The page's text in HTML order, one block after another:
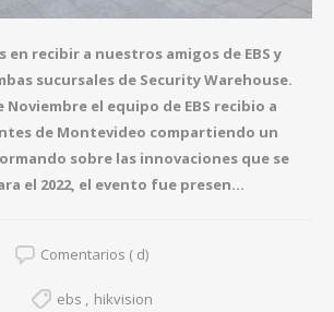
en recibir a nuestros amigos de EBS y
sucursales de Security Warehouse.
Noviembre el equipo de EBS recibio a
de Montevideo compartiendo un
sobre las innovaciones que se
el 2022, el evento fue presen...
Comentarios ( d)
ebs , hikvision